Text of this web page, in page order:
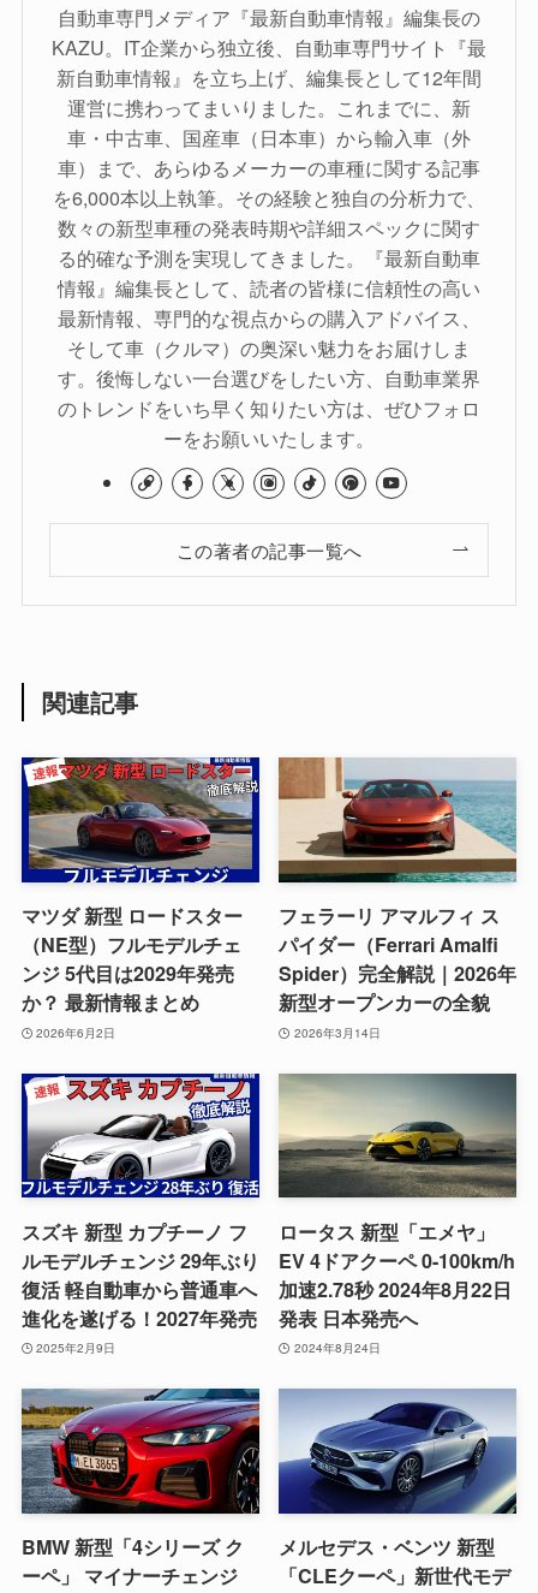
自動車専門メディア『最新自動車情報』編集長の
KAZU。IT企業から独立後、自動車専門サイト『最
新自動車情報』を立ち上げ、編集長として12年間
運営に携わってまいりました。これまでに、新
車・中古車、国産車（日本車）から輸入車（外
車）まで、あらゆるメーカーの車種に関する記事
を6,000本以上執筆。その経験と独自の分析力で、
数々の新型車種の発表時期や詳細スペックに関す
る的確な予測を実現してきました。『最新自動車
情報』編集長として、読者の皆様に信頼性の高い
最新情報、専門的な視点からの購入アドバイス、
そして車（クルマ）の奥深い魅力をお届けしま
す。後悔しない一台選びをしたい方、自動車業界
のトレンドをいち早く知りたい方は、ぜひフォロ
ーをお願いいたします。
この著者の記事一覧へ
関連記事
マツダ 新型 ロードスター
（NE型）フルモデルチェ
ンジ 5代目は2029年発売
か？ 最新情報まとめ
2026年6月2日
フェラーリ アマルフィ ス
パイダー（Ferrari Amalfi
Spider）完全解説｜2026年
新型オープンカーの全貌
2026年3月14日
スズキ 新型 カプチーノ フ
ルモデルチェンジ 29年ぶり
復活 軽自動車から普通車へ
進化を遂げる！2027年発売
2025年2月9日
ロータス 新型「エメヤ」
EV 4ドアクーペ 0-100km/h
加速2.78秒 2024年8月22日
発表 日本発売へ
2024年8月24日
BMW 新型「4シリーズ ク
ーペ」 マイナーチェンジ
メルセデス・ベンツ 新型
「CLEクーペ」新世代モデ